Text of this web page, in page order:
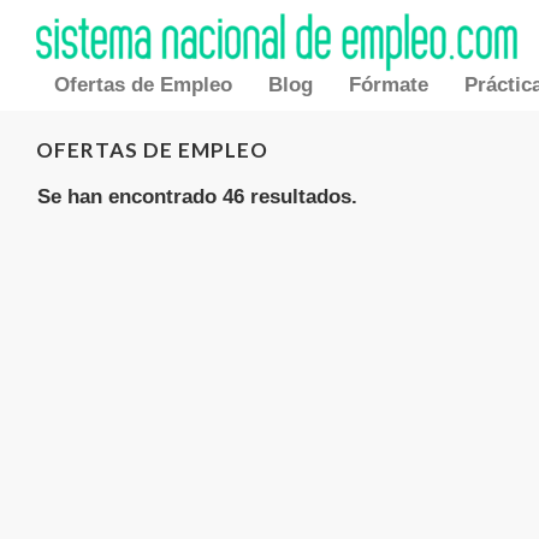
Ofertas de Empleo Blog Fórmate
OFERTAS DE EMPLEO
Se han encontrado 46 resultados.